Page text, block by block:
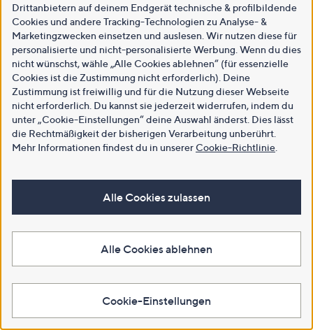
Drittanbietern auf deinem Endgerät technische & profilbildende
Cookies und andere Tracking-Technologien zu Analyse- &
Marketingzwecken einsetzen und auslesen. Wir nutzen diese für
personalisierte und nicht-personalisierte Werbung. Wenn du dies
nicht wünschst, wähle „Alle Cookies ablehnen“ (für essenzielle
Cookies ist die Zustimmung nicht erforderlich). Deine
Zustimmung ist freiwillig und für die Nutzung dieser Webseite
nicht erforderlich. Du kannst sie jederzeit widerrufen, indem du
unter „Cookie-Einstellungen“ deine Auswahl änderst. Dies lässt
die Rechtmäßigkeit der bisherigen Verarbeitung unberührt.
Mehr Informationen findest du in unsererCookie-Richtlinie
Alle Cookies zulassen
Alle Cookies ablehnen
Cookie-Einstellungen